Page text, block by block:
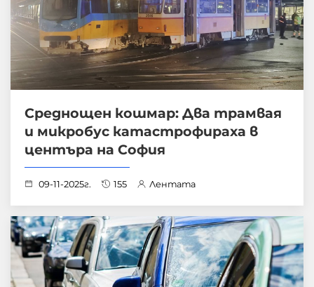
Среднощен кошмар: Два трамвая
и микробус катастрофираха в
центъра на София
09-11-2025г. 155 Лентата